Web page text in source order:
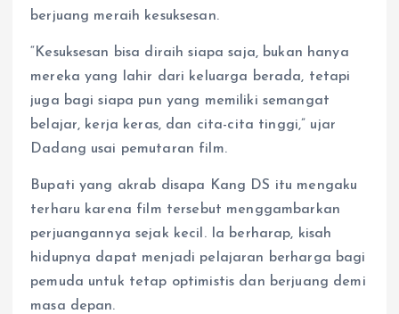
berjuang meraih kesuksesan.
“Kesuksesan bisa diraih siapa saja, bukan hanya
mereka yang lahir dari keluarga berada, tetapi
juga bagi siapa pun yang memiliki semangat
belajar, kerja keras, dan cita-cita tinggi,” ujar
Dadang usai pemutaran film.
Bupati yang akrab disapa Kang DS itu mengaku
terharu karena film tersebut menggambarkan
perjuangannya sejak kecil. Ia berharap, kisah
hidupnya dapat menjadi pelajaran berharga bagi
pemuda untuk tetap optimistis dan berjuang demi
masa depan.